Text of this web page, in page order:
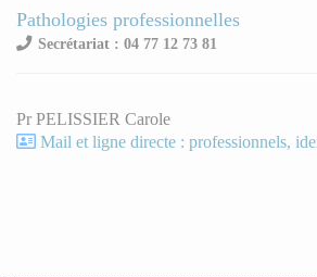
Pathologies professionnelles
Secrétariat : 04 77 12 73 81
Pr PELISSIER Carole
Mail et ligne directe : professionnels,